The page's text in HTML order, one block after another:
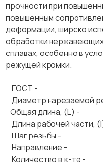
прочности при
повышенным
деформации, широко
обработки
сплавах, особенно в
режущей кромки.
ГОСТ -
Диаметр нарезаемой
Общая длина, (L)
Длина рабочей
Шаг резьбы -
Направление -
Количество в к-те